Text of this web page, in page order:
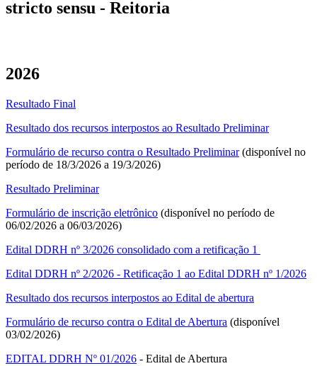
stricto sensu - Reitoria
2026
Resultado Final
Resultado dos recursos interpostos ao Resultado Preliminar
Formulário de recurso contra o Resultado Preliminar(disponível no
período de 18/3/2026 a 19/3/2026)
Resultado Preliminar
Formulário de inscrição eletrônico (disponível no período de
06/02/2026 a 06/03/2026)
Edital DDRH nº 3/2026 consolidado com a retificação 1
Edital DDRH nº 2/2026 - Retificação 1 ao Edital DDRH nº 1/2026
Resultado dos recursos interpostos ao Edital de abertura
Formulário de recurso contra o Edital de Abertura (disponível
03/02/2026)
EDITAL DDRH Nº 01/2026 - Edital de Abertura